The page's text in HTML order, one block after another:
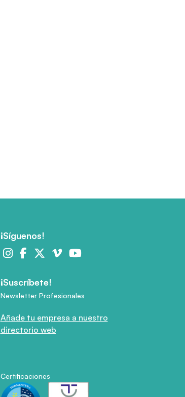
¡Síguenos!
¡Suscríbete!
Newsletter Profesionales
Añade tu empresa a nuestro
directorio web
Certificaciones